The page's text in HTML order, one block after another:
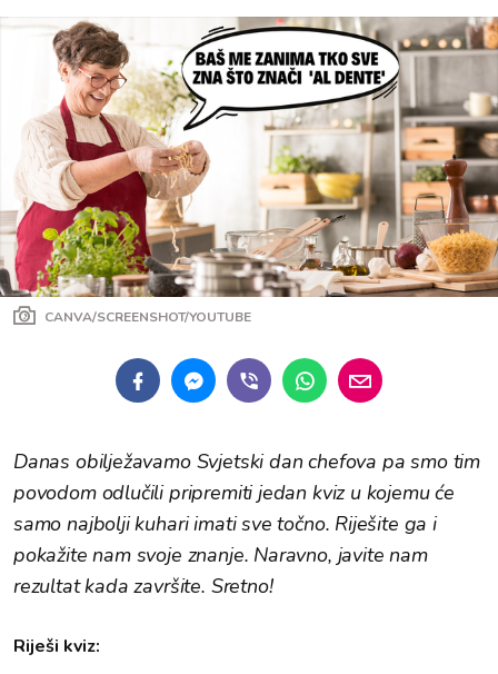
CANVA/SCREENSHOT/YOUTUBE
Danas obilježavamo Svjetski dan chefova pa smo tim
povodom odlučili pripremiti jedan kviz u kojemu će
samo najbolji kuhari imati sve točno. Riješite ga i
pokažite nam svoje znanje. Naravno, javite nam
rezultat kada završite. Sretno!
Riješi kviz: